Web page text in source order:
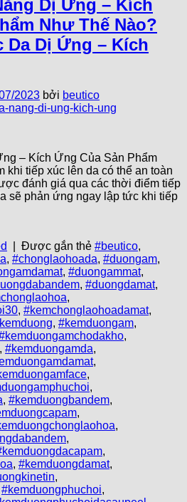
Dị Ứng – Kích
Như Thế Nào?
Da Dị Ứng – Kích
2023 bởi beutico
– Kích Ứng Của Sản Phẩm
khi tiếp xúc lên da có thể an toàn
đánh giá qua các thời điểm tiếp
sẽ phản ứng ngay lập tức khi tiếp
Được gắn thẻ #beutico,
, #chonglaohoada, #duongam,
, #duongammat,
, #duongdamat,
,
, #kemchonglaohoadamat,
, #kemduongam,
,
, #kemduongamda,
,
,
,
, #kemduongbandem,
,
,
,
,
, #kemduongdamat,
,
#kemduongphuchoi,